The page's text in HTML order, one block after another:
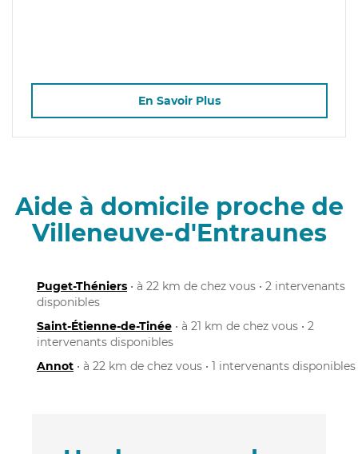
En Savoir Plus
Aide à domicile proche de
Villeneuve-d'Entraunes
Puget-Théniers • à 22 km de chez vous • 2 intervenants
disponibles
Saint-Étienne-de-Tinée • à 21 km de chez vous • 2
intervenants disponibles
Annot • à 22 km de chez vous • 1 intervenants disponibles